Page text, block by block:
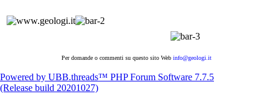
Per domande o commenti su questo sito Web info@geologi.it
Powered by UBB.threads™ PHP Forum Software 7.7.5
(Release build 20201027)